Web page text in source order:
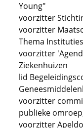
Young"
voorzitter
voorzitter
Thema Instituties
voorzitter
Ziekenhuizen
lid
voorzitter
publieke
voorzitter